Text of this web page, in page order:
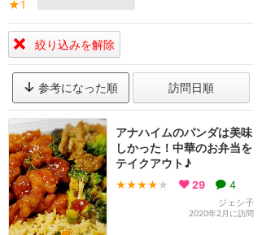
★1
絞り込みを解除
参考になった順 訪問日順
アナハイムのパンダは美味
しかった！中華のお弁当を
テイクアウト♪
★★★★ ★ 29 4
ジェシ子
2020年2月に訪問